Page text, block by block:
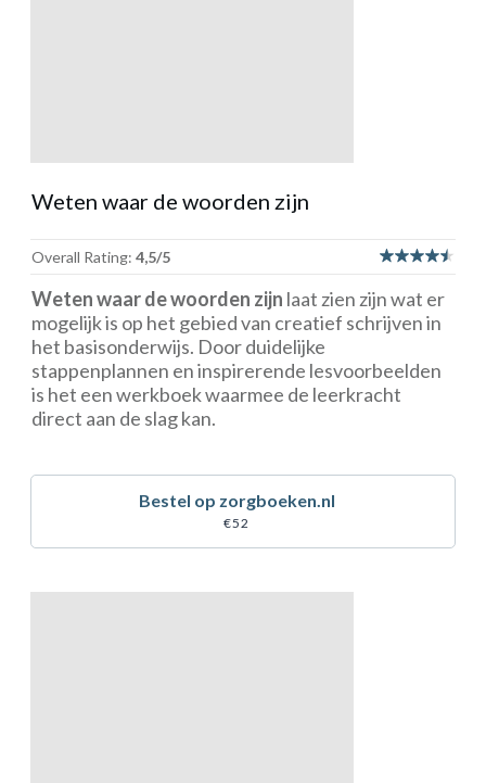
Weten waar de woorden zijn
Overall Rating: 4,5/5
Weten waar de woorden zijn laat zien zijn wat er
mogelijk is op het gebied van creatief schrijven in
het basisonderwijs. Door duidelijke
stappenplannen en inspirerende lesvoorbeelden
is het een werkboek waarmee de leerkracht
direct aan de slag kan.
Bestel op zorgboeken.nl
€52